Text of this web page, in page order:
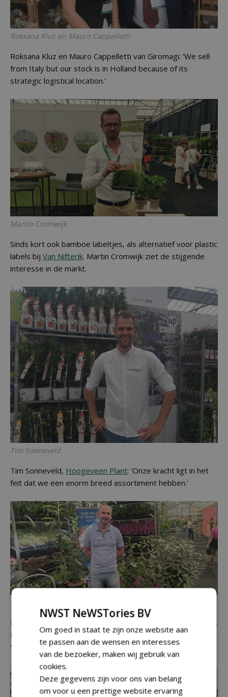
Roksana Kluz en Mauro Cappelletti
Roksana Kluz en Mauro Cappelletti van Giromagi: 'We sell
from Italy but our stock is in Holland because of its
strategic logistical location.'
Martin Cromwijk
Sinds kort ook bamboe labeltjes, als alternatief voor plastic
labels bij Van Nifterik. Martin Cromwijk ziet de stijgende
interesse in de markt.
Tim Sonneveld
Tim Sonneveld, Hoogeveen Plant: 'Onze kracht ligt in het
feit dat we een enorm breed assortiment hebben.'
De Batouwe boomkwekerijen, voor jong uitgangsmateriaal.
Frank Toren heeft een leuke dag met goede contacten.
'Morgen weer!'
NWST NeWSTories BV
Om goed in staat te zijn onze website aan
te passen aan de wensen en interesses
van de bezoeker, maken wij gebruik van
cookies.
Deze gegevens zijn voor ons van belang
om voor u een prettige website ervaring